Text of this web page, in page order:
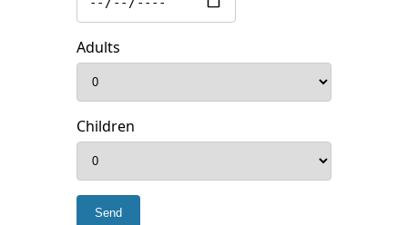
Adults
Children